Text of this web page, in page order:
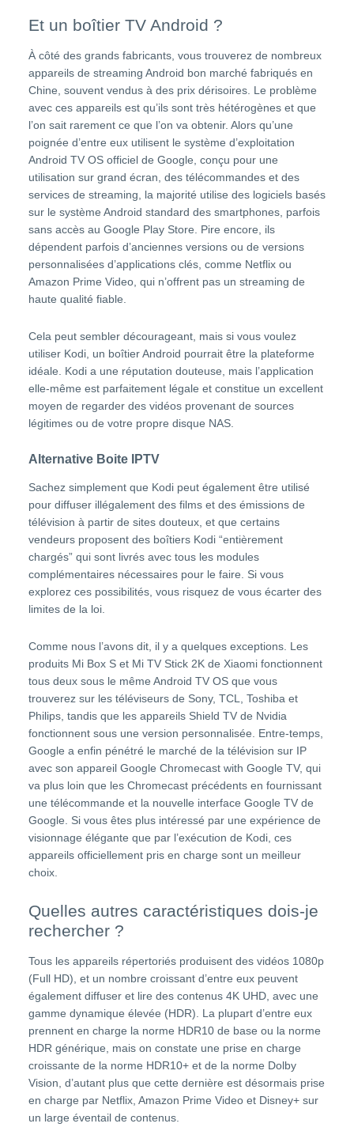
Et un boîtier TV Android ?
À côté des grands fabricants, vous trouverez de nombreux
appareils de streaming Android bon marché fabriqués en
Chine, souvent vendus à des prix dérisoires. Le problème
avec ces appareils est qu’ils sont très hétérogènes et que
l’on sait rarement ce que l’on va obtenir. Alors qu’une
poignée d’entre eux utilisent le système d’exploitation
Android TV OS officiel de Google, conçu pour une
utilisation sur grand écran, des télécommandes et des
services de streaming, la majorité utilise des logiciels basés
sur le système Android standard des smartphones, parfois
sans accès au Google Play Store. Pire encore, ils
dépendent parfois d’anciennes versions ou de versions
personnalisées d’applications clés, comme Netflix ou
Amazon Prime Video, qui n’offrent pas un streaming de
haute qualité fiable.
Cela peut sembler décourageant, mais si vous voulez
utiliser Kodi, un boîtier Android pourrait être la plateforme
idéale. Kodi a une réputation douteuse, mais l’application
elle-même est parfaitement légale et constitue un excellent
moyen de regarder des vidéos provenant de sources
légitimes ou de votre propre disque NAS.
Alternative Boite IPTV
Sachez simplement que Kodi peut également être utilisé
pour diffuser illégalement des films et des émissions de
télévision à partir de sites douteux, et que certains
vendeurs proposent des boîtiers Kodi “entièrement
chargés” qui sont livrés avec tous les modules
complémentaires nécessaires pour le faire. Si vous
explorez ces possibilités, vous risquez de vous écarter des
limites de la loi.
Comme nous l’avons dit, il y a quelques exceptions. Les
produits Mi Box S et Mi TV Stick 2K de Xiaomi fonctionnent
tous deux sous le même Android TV OS que vous
trouverez sur les téléviseurs de Sony, TCL, Toshiba et
Philips, tandis que les appareils Shield TV de Nvidia
fonctionnent sous une version personnalisée. Entre-temps,
Google a enfin pénétré le marché de la télévision sur IP
avec son appareil Google Chromecast with Google TV, qui
va plus loin que les Chromecast précédents en fournissant
une télécommande et la nouvelle interface Google TV de
Google. Si vous êtes plus intéressé par une expérience de
visionnage élégante que par l’exécution de Kodi, ces
appareils officiellement pris en charge sont un meilleur
choix.
Quelles autres caractéristiques dois-je
rechercher ?
Tous les appareils répertoriés produisent des vidéos 1080p
(Full HD), et un nombre croissant d’entre eux peuvent
également diffuser et lire des contenus 4K UHD, avec une
gamme dynamique élevée (HDR). La plupart d’entre eux
prennent en charge la norme HDR10 de base ou la norme
HDR générique, mais on constate une prise en charge
croissante de la norme HDR10+ et de la norme Dolby
Vision, d’autant plus que cette dernière est désormais prise
en charge par Netflix, Amazon Prime Video et Disney+ sur
un large éventail de contenus.